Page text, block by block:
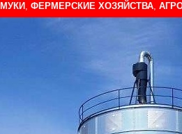
, ФЕРМЕРСКИЕ ХОЗЯЙСТВА,